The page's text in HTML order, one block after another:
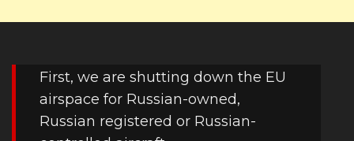
First, we are shutting down the EU
airspace for Russian-owned,
Russian registered or Russian-